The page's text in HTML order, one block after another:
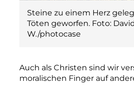
Steine zu einem Herz
Töten geworfen. Foto:
W./photocase
Auch als Christen sind wir
moralischen Finger auf